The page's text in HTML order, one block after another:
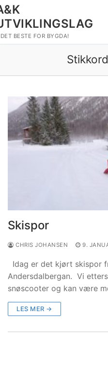
Hopp
til
innholdet
BESTE FOR BYGDA!
Skispor
CHRIS JOHANSEN 9.
Idag er det kjørt skispor
Andersdalbergan. Vi
snøscooter og kan være
LES MER →